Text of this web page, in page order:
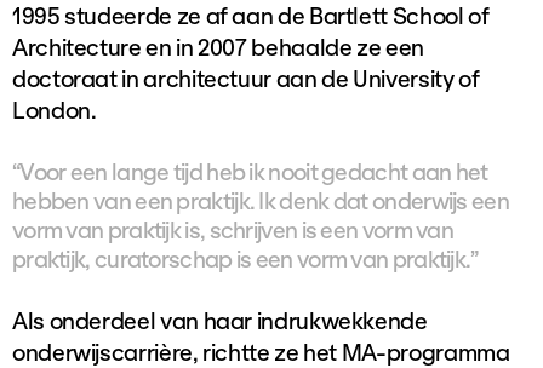
1995 studeerde ze af aan de Bartlett School of
Architecture en in 2007 behaalde ze een
doctoraat in architectuur aan de University of
London.
“Voor een lange tijd heb ik nooit gedacht aan het
hebben van een praktijk. Ik denk dat onderwijs een
vorm van praktijk is, schrijven is een vorm van
praktijk, curatorschap is een vorm van praktijk.”
Als onderdeel van haar indrukwekkende
onderwijscarrière, richtte ze het MA-programma